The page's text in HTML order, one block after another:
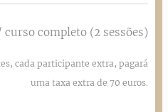
curso completo (2 sessões)
cada participante extra, pagará
uma taxa extra de 70 euros.